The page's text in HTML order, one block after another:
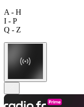
A - H
I - P
Q - Z